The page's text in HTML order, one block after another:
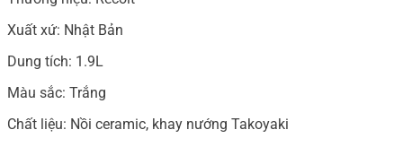
Xuất xứ: Nhật Bản
Dung tích: 1.9L
Màu sắc: Trắng
Chất liệu: Nồi ceramic, khay nướng Takoyaki